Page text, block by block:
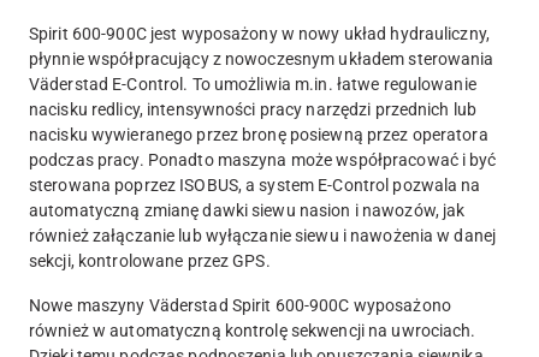
Spirit 600-900C jest wyposażony w nowy układ hydrauliczny,
płynnie współpracujący z nowoczesnym układem sterowania
Väderstad E-Control. To umożliwia m.in. łatwe regulowanie
nacisku redlicy, intensywności pracy narzędzi przednich lub
nacisku wywieranego przez bronę posiewną przez operatora
podczas pracy. Ponadto maszyna może współpracować i być
sterowana poprzez ISOBUS, a system E-Control pozwala na
automatyczną zmianę dawki siewu nasion i nawozów, jak
również załączanie lub wyłączanie siewu i nawożenia w danej
sekcji, kontrolowane przez GPS.
Nowe maszyny Väderstad Spirit 600-900C wyposażono
również w automatyczną kontrolę sekwencji na uwrociach.